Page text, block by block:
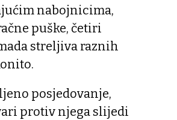
nabojnicima,
puške, četiri
streljiva raznih
posjedovanje,
protiv njega slijedi